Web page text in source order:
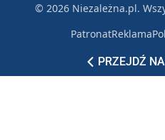
PRZEJDŹ
© 2026 Niezależna.pl.
PatronatReklama